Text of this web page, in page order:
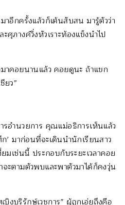
าอีกครั้งแล้วก็เต้นสับสน มารู้ตัวว่า
ภางค์วิ่งหัวเราะท้องแข็งนำไป
าคอยนานแล้ว คอยดูนะ ถ้าแขก
ยว”
รอำนวยการ คุณแม่อธิการเห็นแล้ว
’ มาก่อนที่จะเดินนำนักเรียนสาว
มเช่นนี้ ประกอบกับระยะเวลาคอย
ะตามตัวพบและพาตัวมาได้ก็คงวุ่น
บริรักษ์เวชการ” ผู้ถูกเอ่ยถึงคือ